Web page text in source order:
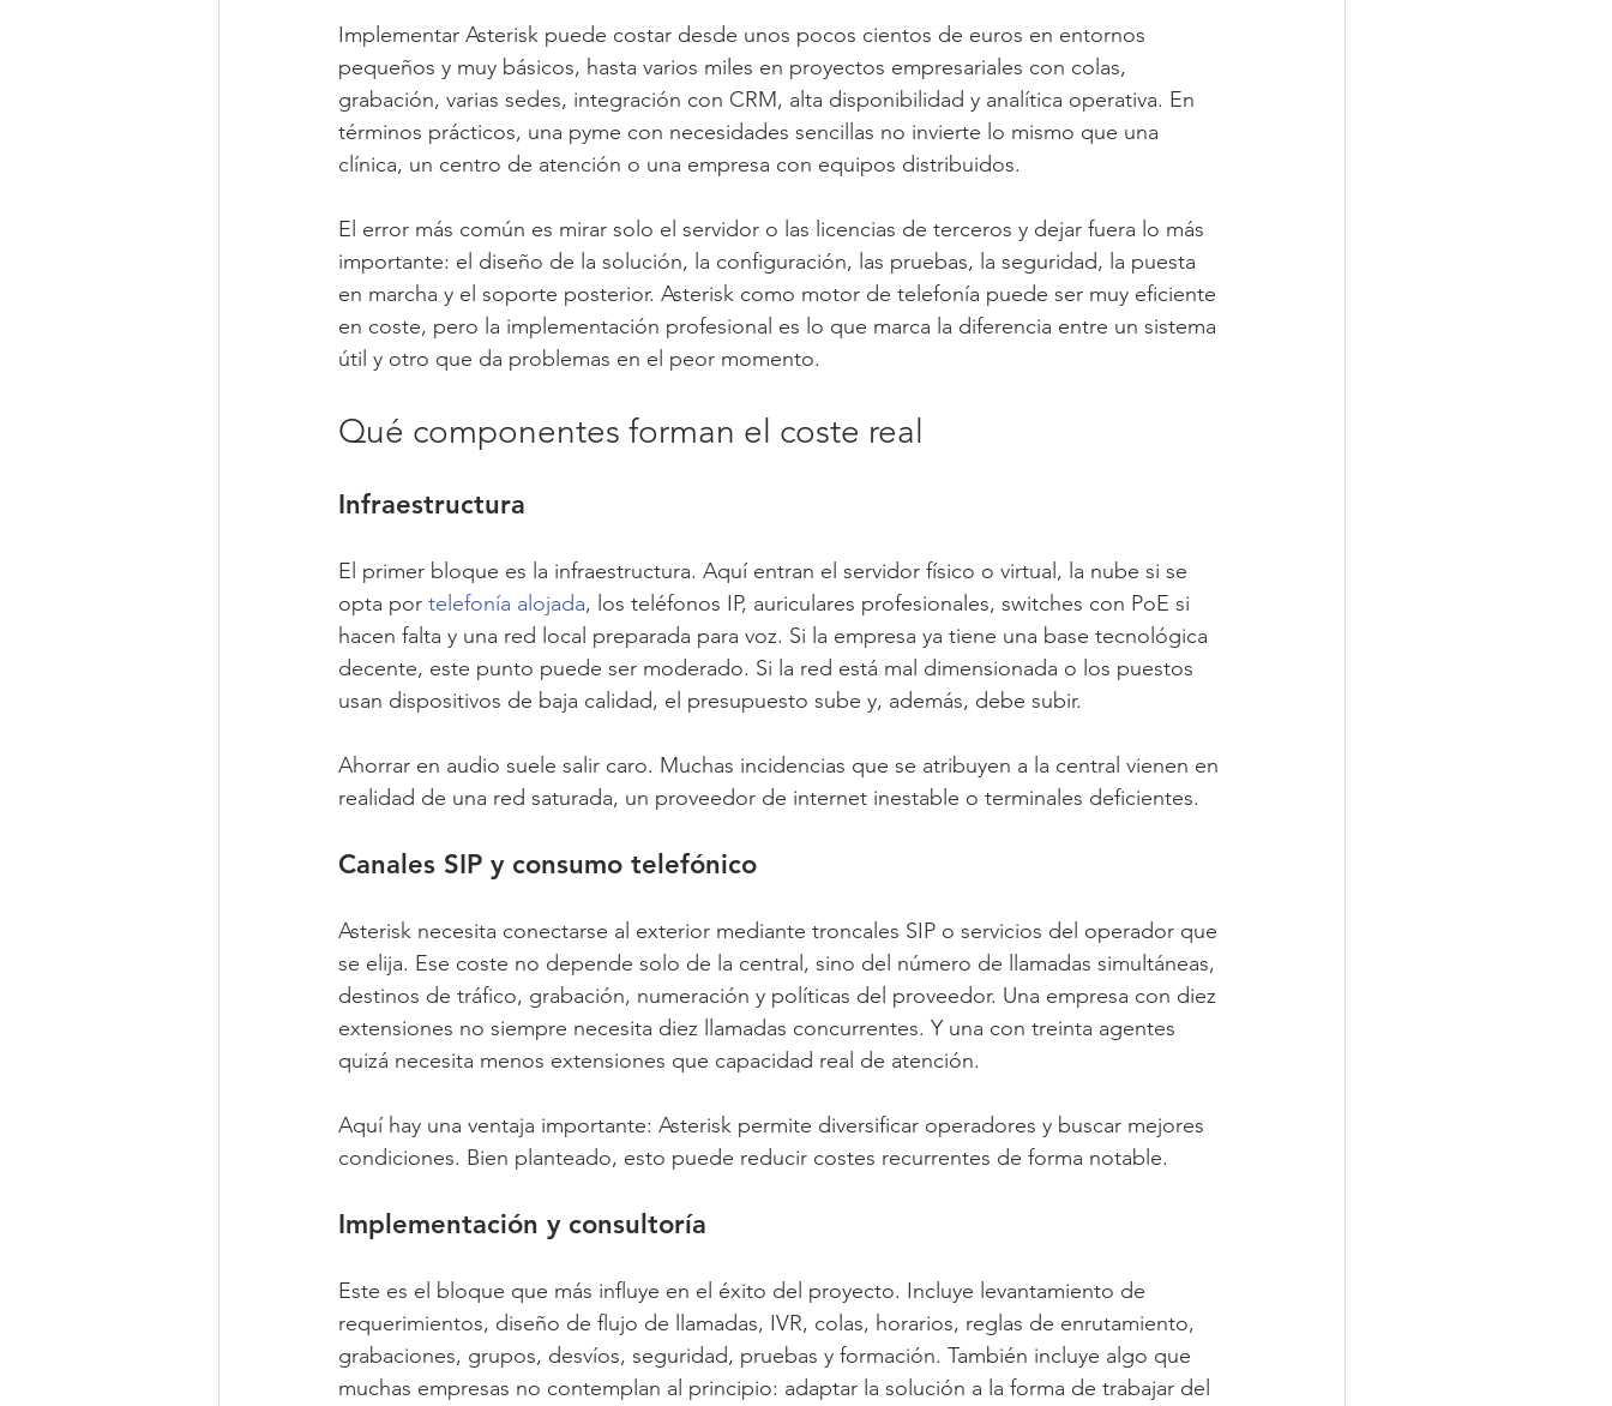
Implementar Asterisk puede costar desde unos pocos cientos de euros en entornos
pequeños y muy básicos, hasta varios miles en proyectos empresariales con colas,
grabación, varias sedes, integración con CRM, alta disponibilidad y analítica operativa. En
términos prácticos, una pyme con necesidades sencillas no invierte lo mismo que una
clínica, un centro de atención o una empresa con equipos distribuidos.
El error más común es mirar solo el servidor o las licencias de terceros y dejar fuera lo más
importante: el diseño de la solución, la configuración, las pruebas, la seguridad, la puesta
en marcha y el soporte posterior. Asterisk como motor de telefonía puede ser muy eficiente
en coste, pero la implementación profesional es lo que marca la diferencia entre un sistema
útil y otro que da problemas en el peor momento.
Qué componentes forman el coste real
Infraestructura
El primer bloque es la infraestructura. Aquí entran el servidor físico o virtual, la nube si se
opta por telefonía alojada, los teléfonos IP, auriculares profesionales, switches con PoE si
hacen falta y una red local preparada para voz. Si la empresa ya tiene una base tecnológica
decente, este punto puede ser moderado. Si la red está mal dimensionada o los puestos
usan dispositivos de baja calidad, el presupuesto sube y, además, debe subir.
Ahorrar en audio suele salir caro. Muchas incidencias que se atribuyen a la central vienen en
realidad de una red saturada, un proveedor de internet inestable o terminales deficientes.
Canales SIP y consumo telefónico
Asterisk necesita conectarse al exterior mediante troncales SIP o servicios del operador que
se elija. Ese coste no depende solo de la central, sino del número de llamadas simultáneas,
destinos de tráfico, grabación, numeración y políticas del proveedor. Una empresa con diez
extensiones no siempre necesita diez llamadas concurrentes. Y una con treinta agentes
quizá necesita menos extensiones que capacidad real de atención.
Aquí hay una ventaja importante: Asterisk permite diversificar operadores y buscar mejores
condiciones. Bien planteado, esto puede reducir costes recurrentes de forma notable.
Implementación y consultoría
Este es el bloque que más influye en el éxito del proyecto. Incluye levantamiento de
requerimientos, diseño de flujo de llamadas, IVR, colas, horarios, reglas de enrutamiento,
grabaciones, grupos, desvíos, seguridad, pruebas y formación. También incluye algo que
muchas empresas no contemplan al principio: adaptar la solución a la forma de trabajar del